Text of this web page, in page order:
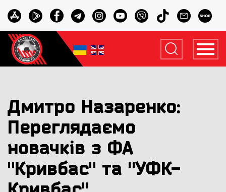
Дмитро Назаренко:
Переглядаємо
новачків з ФА
"Кривбас" та "УФК-